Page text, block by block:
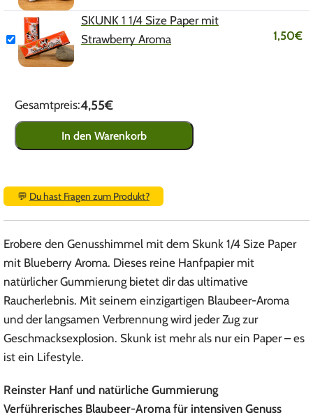
SKUNK 1 1/4 Size Paper mit
Strawberry Aroma
1,50€
Gesamtpreis:4,55€
In den Warenkorb
💬 Du hast Fragen zum Produkt?
Erobere den Genusshimmel mit dem Skunk 1/4 Size Paper
mit Blueberry Aroma. Dieses reine Hanfpapier mit
natürlicher Gummierung bietet dir das ultimative
Raucherlebnis. Mit seinem einzigartigen Blaubeer-Aroma
und der langsamen Verbrennung wird jeder Zug zur
Geschmacksexplosion. Skunk ist mehr als nur ein Paper – es
ist ein Lifestyle.
Reinster Hanf und natürliche Gummierung
Verführerisches Blaubeer-Aroma für intensiven Genuss